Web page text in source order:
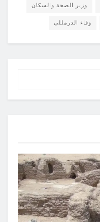
وزير الصحة والسكان
وفاء الدرمللى